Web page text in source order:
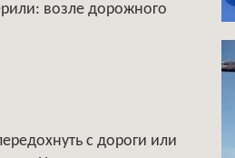
возле дорожного
с дороги или